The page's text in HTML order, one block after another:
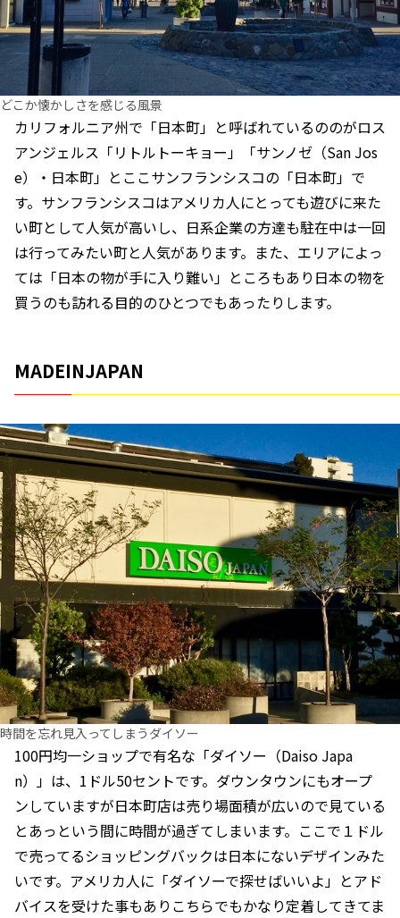
どこか懐かしさを感じる風景
カリフォルニア州で「日本町」と呼ばれているののがロス
アンジェルス「リトルトーキョー」「サンノゼ（San Jos
e）・日本町」とここサンフランシスコの「日本町」で
す。サンフランシスコはアメリカ人にとっても遊びに来た
い町として人気が高いし、日系企業の方達も駐在中は一回
は行ってみたい町と人気があります。また、エリアによっ
ては「日本の物が手に入り難い」ところもあり日本の物を
買うのも訪れる目的のひとつでもあったりします。
MADEINJAPAN
時間を忘れ見入ってしまうダイソー
100円均一ショップで有名な「ダイソー（Daiso Japa
n）」は、1ドル50セントです。ダウンタウンにもオープ
ンしていますが日本町店は売り場面積が広いので見ている
とあっという間に時間が過ぎてしまいます。ここで１ドル
で売ってるショッピングバックは日本にないデザインみた
いです。アメリカ人に「ダイソーで探せばいいよ」とアド
バイスを受けた事もありこちらでもかなり定着してきてま